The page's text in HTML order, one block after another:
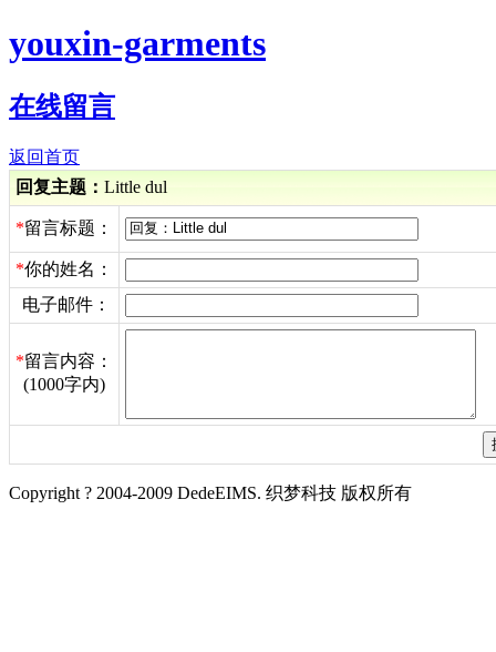
youxin-garments
在线留言
返回首页
回复主题： Little dul
*留言标题：
*你的姓名：
电子邮件：
*留言内容：
(1000字内)
Copyright ? 2004-2009 DedeEIMS. 织梦科技 版权所有